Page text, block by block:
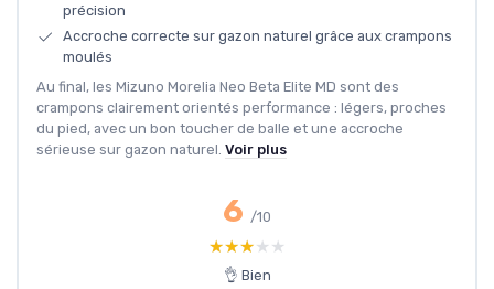
précision
Accroche correcte sur gazon naturel grâce aux crampons
moulés
Au final, les Mizuno Morelia Neo Beta Elite MD sont des
crampons clairement orientés performance : légers, proches
du pied, avec un bon toucher de balle et une accroche
sérieuse sur gazon naturel. Voir plus
6 /10
★★★★★
★★★★★
👌 Bien